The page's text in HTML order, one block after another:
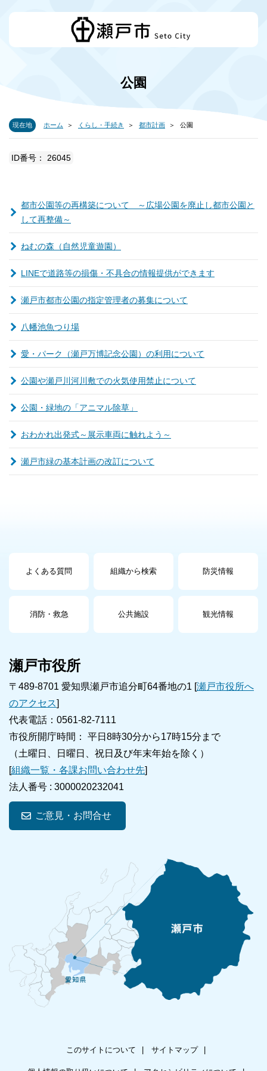
公園
現在地 ホーム くらし・手続き 都市計画 公園
ID番号： 26045
都市公園等の再構築について ～広場公園を廃止し都市公園と
して再整備～
ねむの森（自然児童遊園）
LINEで道路等の損傷・不具合の情報提供ができます
瀬戸市都市公園の指定管理者の募集について
八幡池魚つり場
愛・パーク（瀬戸万博記念公園）の利用について
公園や瀬戸川河川敷での火気使用禁止について
公園・緑地の「アニマル除草」
おわかれ出発式～展示車両に触れよう～
瀬戸市緑の基本計画の改訂について
よくある質問 組織から検索 防災情報
消防・救急 公共施設 観光情報
瀬戸市役所
〒489-8701 愛知県瀬戸市追分町64番地の1 [瀬戸市役所へ
のアクセス]
代表電話：0561-82-7111
市役所開庁時間： 平日8時30分から17時15分まで
（土曜日、日曜日、祝日及び年末年始を除く）
[組織一覧・各課お問い合わせ先]
法人番号 : 3000020232041
ご意見・お問合せ
このサイトについて サイトマップ